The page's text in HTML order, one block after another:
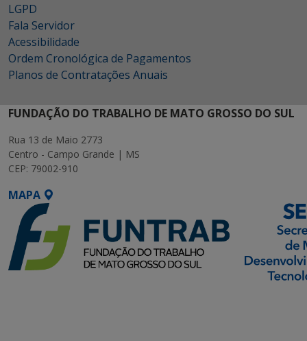
LGPD
Fala Servidor
Acessibilidade
Ordem Cronológica de Pagamentos
Planos de Contratações Anuais
FUNDAÇÃO DO TRABALHO DE MATO GROSSO DO SUL
Rua 13 de Maio 2773
Centro - Campo Grande | MS
CEP: 79002-910
MAPA